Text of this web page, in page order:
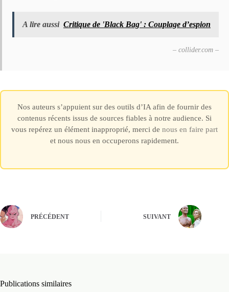
A lire aussi Critique de 'Black Bag' : Couplage d’espion
– collider.com –
Nos auteurs s’appuient sur des outils d’IA afin de fournir des
contenus récents issus de sources fiables à notre audience. Si
vous repérez un élément inapproprié, merci de nous en faire part
et nous nous en occuperons rapidement.
PRÉCÉDENT SUIVANT
Publications similaires